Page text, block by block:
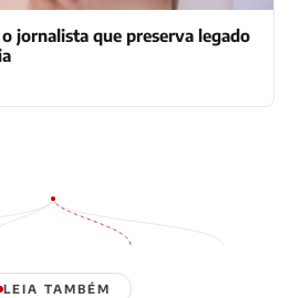
jornalista que preserva legado
LEIA TAMBÉM